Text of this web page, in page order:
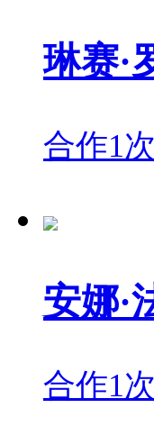
琳赛·
合作1次
安娜·
合作1次